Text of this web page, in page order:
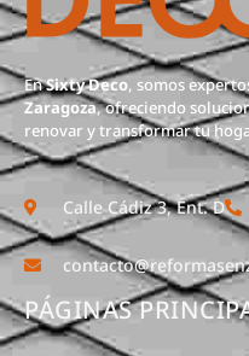
PÁGINAS
EnSixty Deco, somos
Zaragoza, ofreciendo
renovar y transformar tu
Calle Cádiz 3, Ent. D